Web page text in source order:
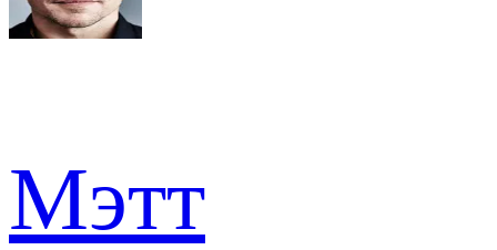
Мэтт